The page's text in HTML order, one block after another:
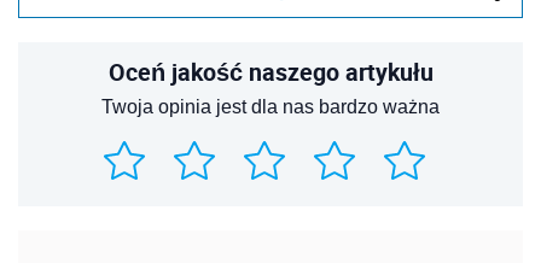
Oceń jakość naszego artykułu
Twoja opinia jest dla nas bardzo ważna